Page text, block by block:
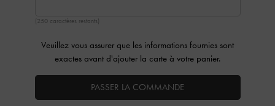
(250 caractères restants)
Veuillez vous assurer que les informations fournies sont
exactes avant d'ajouter la carte à votre panier.
PASSER LA COMMANDE